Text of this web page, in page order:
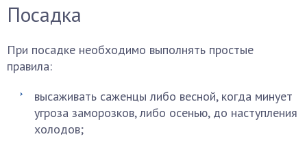
Посадка
При посадке необходимо выполнять простые
правила:
высаживать саженцы либо весной, когда минует
угроза заморозков, либо осенью, до наступления
холодов;